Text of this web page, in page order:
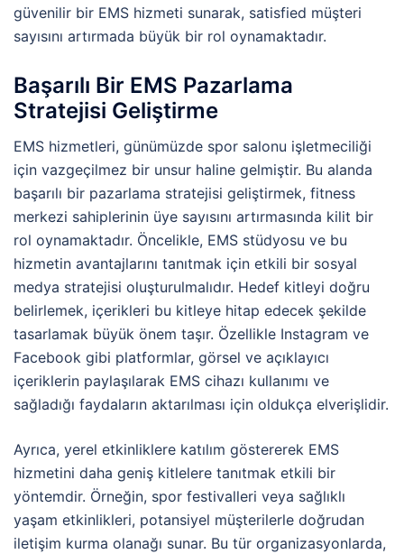
güvenilir bir EMS hizmeti sunarak, satisfied müşteri
sayısını artırmada büyük bir rol oynamaktadır.
Başarılı Bir EMS Pazarlama
Stratejisi Geliştirme
EMS hizmetleri, günümüzde spor salonu işletmeciliği
için vazgeçilmez bir unsur haline gelmiştir. Bu alanda
başarılı bir pazarlama stratejisi geliştirmek, fitness
merkezi sahiplerinin üye sayısını artırmasında kilit bir
rol oynamaktadır. Öncelikle, EMS stüdyosu ve bu
hizmetin avantajlarını tanıtmak için etkili bir sosyal
medya stratejisi oluşturulmalıdır. Hedef kitleyi doğru
belirlemek, içerikleri bu kitleye hitap edecek şekilde
tasarlamak büyük önem taşır. Özellikle Instagram ve
Facebook gibi platformlar, görsel ve açıklayıcı
içeriklerin paylaşılarak EMS cihazı kullanımı ve
sağladığı faydaların aktarılması için oldukça elverişlidir.
Ayrıca, yerel etkinliklere katılım göstererek EMS
hizmetini daha geniş kitlelere tanıtmak etkili bir
yöntemdir. Örneğin, spor festivalleri veya sağlıklı
yaşam etkinlikleri, potansiyel müşterilerle doğrudan
iletişim kurma olanağı sunar. Bu tür organizasyonlarda,